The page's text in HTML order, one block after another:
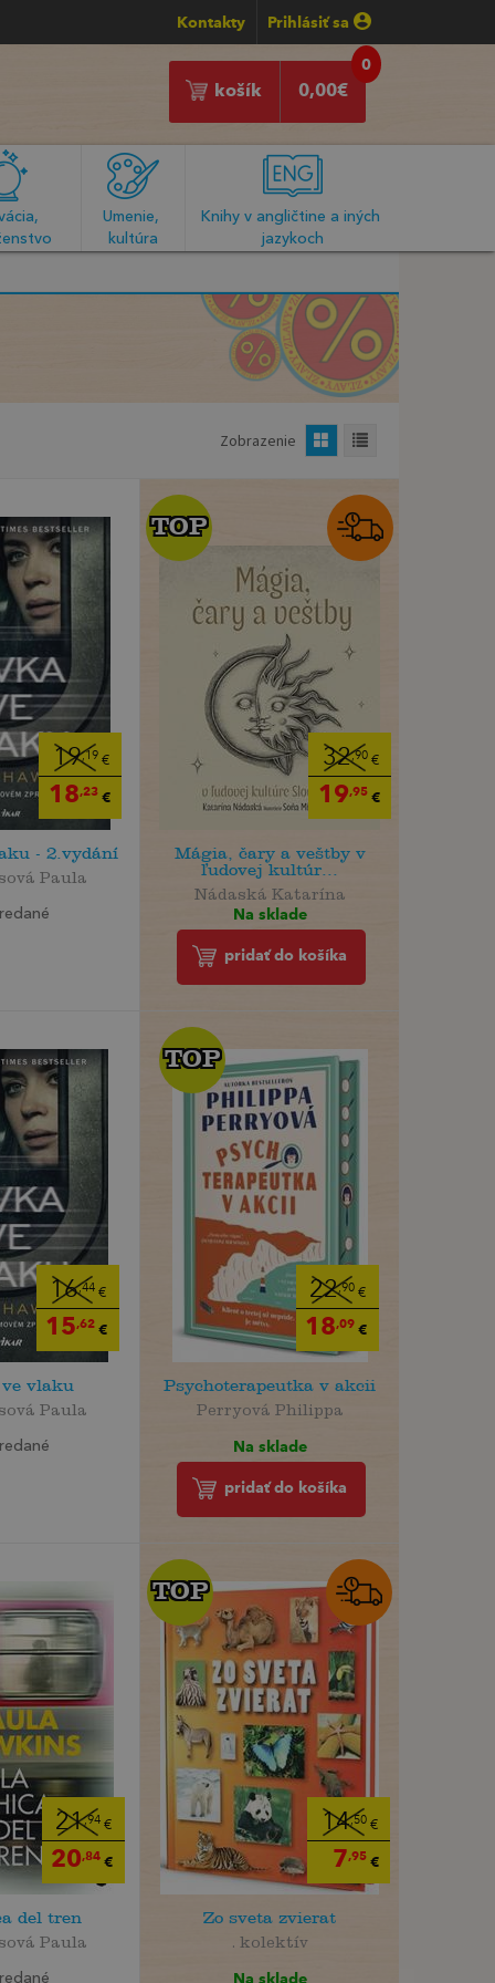
Kontakty Prihlásiť sa
0
0,00€
košík
Umenie,
kultúra
Knihy v angličtine a iných
jazykoch
Zobrazenie
19,19 €
18,23€
- 2.vydání
Paula
16,44 €
15,62 €
vlaku
Paula
21,94 €
20,84 €
del tren
Paula
32,90€
19,95€
TOP
TOP
Mágia, čary a veštby v
ľudovej kultúr...
Nádaská Katarína
Na sklade
pridať do košíka
22,90 €
18,09 €
TOP
TOP
Psychoterapeutka v akcii
Perryová Philippa
Na sklade
pridať do košíka
14,50€
7,95€
TOP
TOP
Zo sveta zvierat
. kolektív
Na sklade